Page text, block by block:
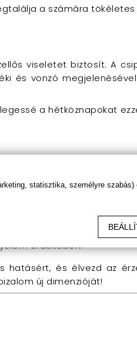
a számára
viseletet biztosít. A
és vonzó
a hétköznapokat
viselethez is.
érdekében.
és élvezd az
új dimenzióját!
statisztika, személyre szabás)